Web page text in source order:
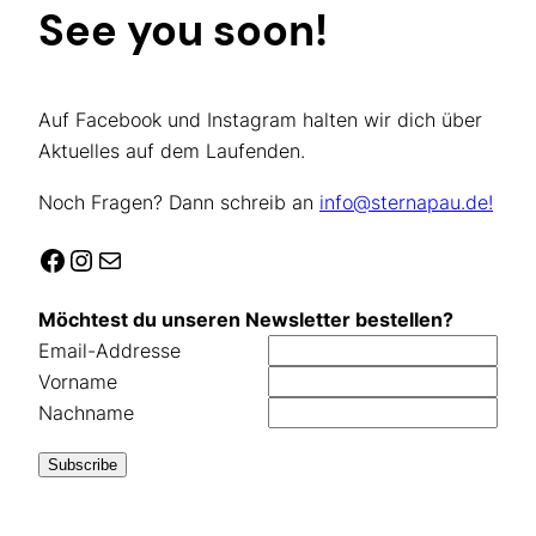
See you soon!
Auf Facebook und Instagram halten wir dich über
Aktuelles auf dem Laufenden.
Noch Fragen? Dann schreib an info@sternapau.de!
Facebook
Instagram
E-Mail
Möchtest du unseren Newsletter bestellen?
Email-Addresse
Vorname
Nachname